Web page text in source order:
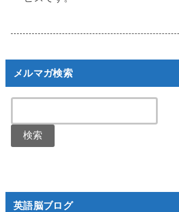
メルマガ検索
英語脳ブログ